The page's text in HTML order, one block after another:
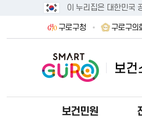
이 누리집은 대한민국
구로구청 구로구의
보건민원